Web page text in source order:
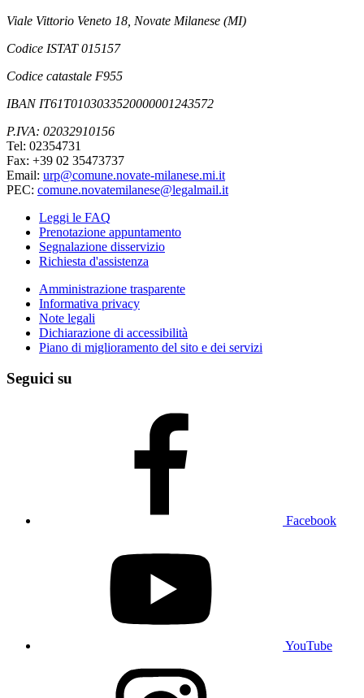
Viale Vittorio Veneto 18, Novate Milanese (MI)
Codice ISTAT 015157
Codice catastale F955
IBAN IT61T0103033520000001243572
P.IVA: 02032910156
Tel: 02354731
Fax: +39 02 35473737
Email: urp@comune.novate-milanese.mi.it
PEC: comune.novatemilanese@legalmail.it
Leggi le FAQ
Prenotazione appuntamento
Segnalazione disservizio
Richiesta d'assistenza
Amministrazione trasparente
Informativa privacy
Note legali
Dichiarazione di accessibilità
Piano di miglioramento del sito e dei servizi
Seguici su
Facebook
YouTube